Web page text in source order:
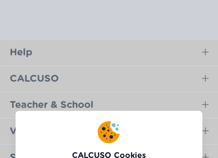
Help
CALCUSO
Teacher & School
Veilig betalen
CALCUSO Cookies